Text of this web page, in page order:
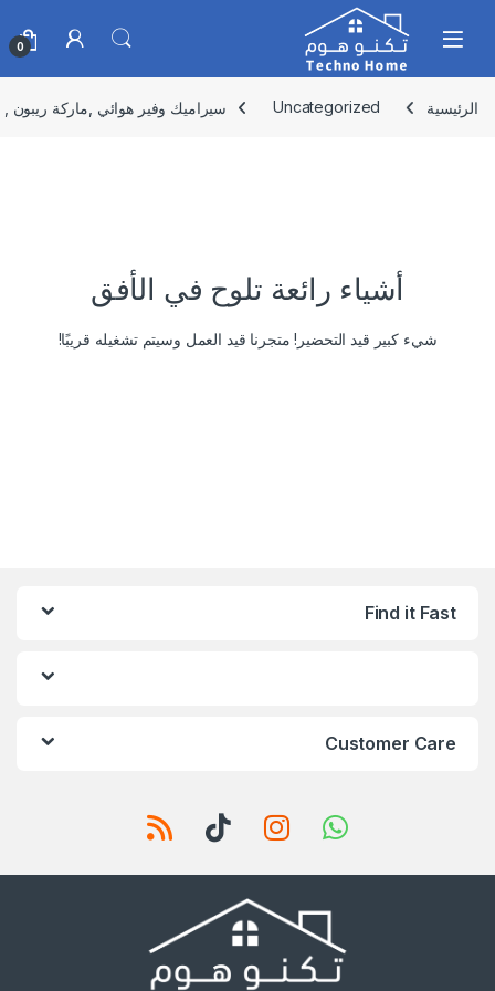
Skip to navigation
Skip to content
0
الرئيسية Uncategorized سيراميك وفير هوائي ,ماركة ريبون , 2 في 1 , RE-2116
أشياء رائعة تلوح في الأفق
شيء كبير قيد التحضير! متجرنا قيد العمل وسيتم تشغيله قريبًا!
Find it Fast
Customer Care